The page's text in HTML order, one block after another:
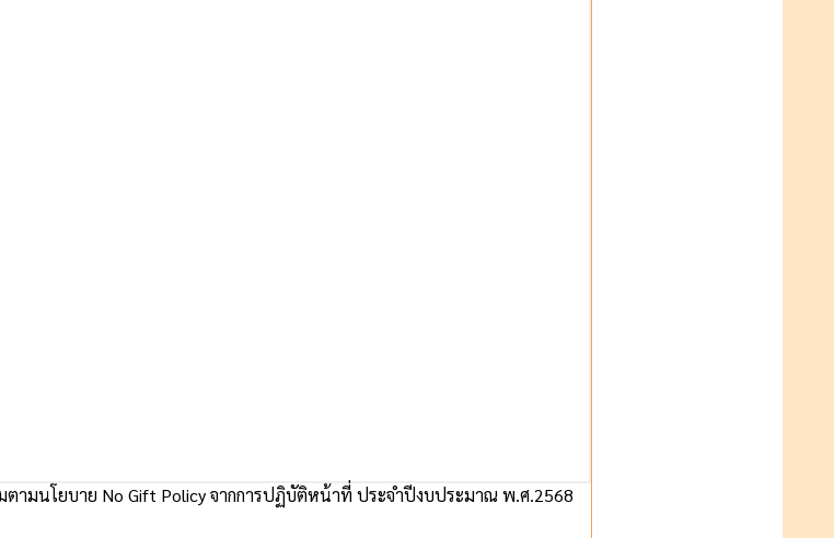
ตามนโยบาย No Gift Policy จากการปฏิบัติหน้าที่ ประจำปีงบประมาณ พ.ศ.2568